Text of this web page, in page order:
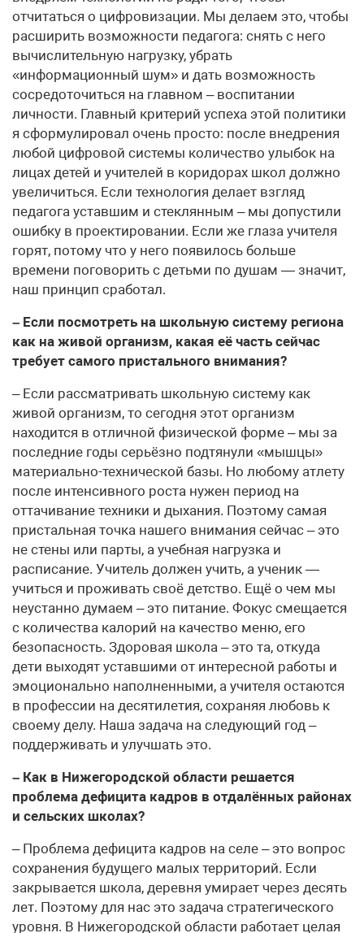
отчитаться о цифровизации. Мы делаем это, чтобы
расширить возможности педагога: снять с него
вычислительную нагрузку, убрать
«информационный шум» и дать возможность
сосредоточиться на главном – воспитании
личности. Главный критерий успеха этой политики
я сформулировал очень просто: после внедрения
любой цифровой системы количество улыбок на
лицах детей и учителей в коридорах школ должно
увеличиться. Если технология делает взгляд
педагога уставшим и стеклянным – мы допустили
ошибку в проектировании. Если же глаза учителя
горят, потому что у него появилось больше
времени поговорить с детьми по душам — значит,
наш принцип сработал.
– Если посмотреть на школьную систему региона
как на живой организм, какая её часть сейчас
требует самого пристального внимания?
– Если рассматривать школьную систему как
живой организм, то сегодня этот организм
находится в отличной физической форме – мы за
последние годы серьёзно подтянули «мышцы»
материально-технической базы. Но любому атлету
после интенсивного роста нужен период на
оттачивание техники и дыхания. Поэтому самая
пристальная точка нашего внимания сейчас – это
не стены или парты, а учебная нагрузка и
расписание. Учитель должен учить, а ученик —
учиться и проживать своё детство. Ещё о чем мы
неустанно думаем – это питание. Фокус смещается
с количества калорий на качество меню, его
безопасность. Здоровая школа – это та, откуда
дети выходят уставшими от интересной работы и
эмоционально наполненными, а учителя остаются
в профессии на десятилетия, сохраняя любовь к
своему делу. Наша задача на следующий год –
поддерживать и улучшать это.
– Как в Нижегородской области решается
проблема дефицита кадров в отдалённых районах
и сельских школах?
– Проблема дефицита кадров на селе – это вопрос
сохранения будущего малых территорий. Если
закрывается школа, деревня умирает через десять
лет. Поэтому для нас это задача стратегического
уровня. В Нижегородской области работает целая